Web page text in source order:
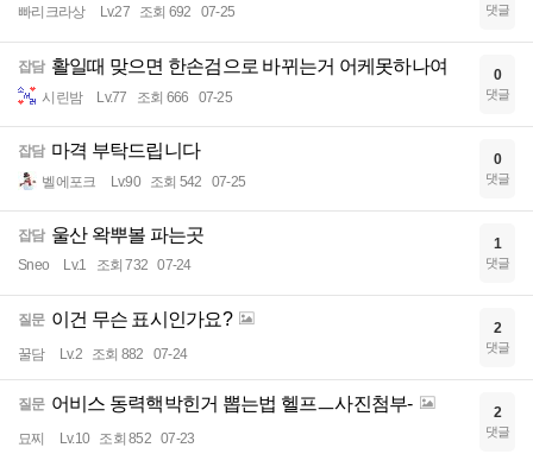
빠리크라상 Lv.27 조회 692 07-25 댓글
잡담 활일때 맞으면 한손검으로 바뀌는거 어케못하나여
시린밤 Lv.77 조회 666 07-25
0
댓글
잡담 마격 부탁드립니다
벨에포크 Lv.90 조회 542 07-25
0
댓글
잡담 울산 왁뿌볼 파는곳
Sneo Lv.1 조회 732 07-24
1
댓글
질문 이건 무슨 표시인가요?
꿀담 Lv.2 조회 882 07-24
2
댓글
질문 어비스 동력핵박힌거 뽑는법 헬프ㅡ사진첨부-
묘찌 Lv.10 조회 852 07-23
2
댓글